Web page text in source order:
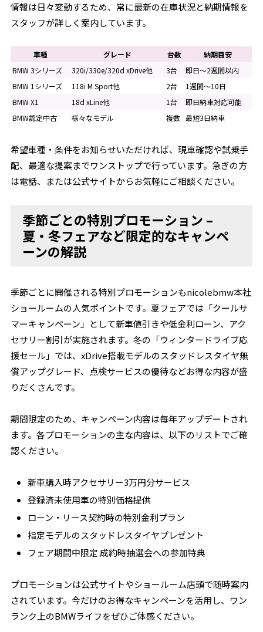
情報は日々変動するため、常に最新の在庫状況と納期情報を
スタッフが詳しく案内しています。
車種 グレード 台数
納期目安
BMW 3シリーズ
320i/330e/320d xDrive他 3台
即日〜2週間以内
BMW 1シリーズ
118i M Sport他 2台
1週間〜10日
BMW X1
18d xLine他 1台
即日納車対応可能
BMW認定中古
様々なモデル 複数 最短3日納車
希望車種・条件をお知らせいただければ、現車確認や試乗手
配、最適な提案までワンストップで行っています。急ぎの方
は電話、または公式サイトからお気軽にご相談ください。
季節ごとの特別プロモーション –
夏・冬フェアなど限定的なキャンペ
ーンの解説
季節ごとに開催される特別プロモーションもnicolebmw本社
ショールームの人気ポイントです。夏フェアでは「クールサ
マーキャンペーン」として新車値引きや低金利ローン、アク
セサリー割引が実施されます。冬の「ウィンタードライブ応
援セール」では、xDrive搭載モデルのスタッドレスタイヤ無
償アップグレード、点検サービスの優待などお得な内容が盛
りだくさんです。
期間限定のため、キャンペーン内容は毎年アップデートされ
ます。各プロモーションの主な内容は、以下のリストでご確
認ください。
新車購入時アクセサリー3万円分サービス
登録済未使用車の特別価格提供
ローン・リース契約時の特別金利プラン
指定モデルのスタッドレスタイヤプレゼント
フェア期間中限定 成約時抽選会への参加特典
プロモーションは公式サイトやショールーム店頭で随時案内
されています。今だけのお得なキャンペーンを活用し、ワン
ランク上のBMWライフをぜひご体感ください。